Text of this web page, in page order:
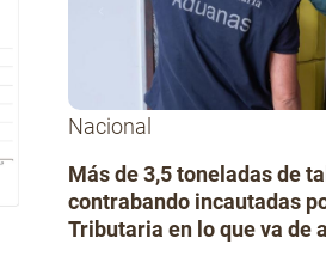
Nacional
Más de 3,5 toneladas de
contrabando incautadas
Tributaria en lo que va de